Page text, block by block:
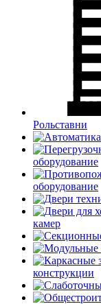
Рольставни
оборудование
оборудование
камер
конструкции